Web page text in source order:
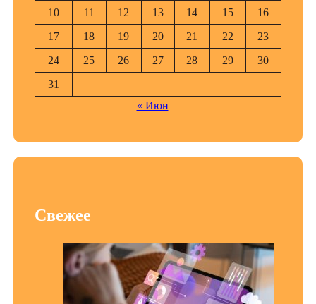
10
11 12 13 14 15
16
17
18 19 20 21 22
23
24
25 26 27 28 29
30
31
« Июн
Свежее